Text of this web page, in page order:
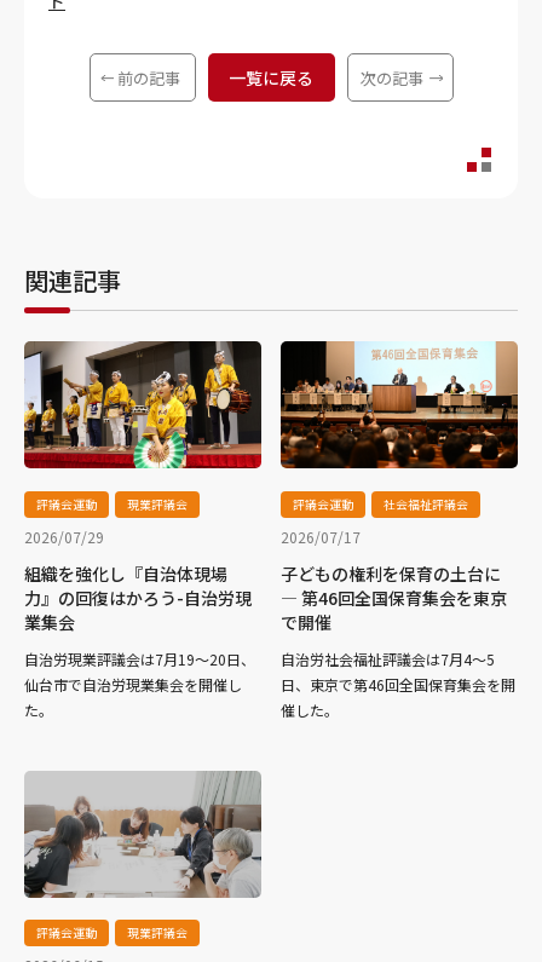
前の記事 一覧に戻る 次の記事
関連記事
評議会運動 現業評議会
2026/07/29
組織を強化し『自治体現場
力』の回復はかろう-自治労現
業集会
自治労現業評議会は7月19～20日、
仙台市で自治労現業集会を開催し
た。
評議会運動 社会福祉評議会
2026/07/17
子どもの権利を保育の土台に
― 第46回全国保育集会を東京
で開催
自治労社会福祉評議会は7月4～5
日、東京で第46回全国保育集会を開
催した。
評議会運動 現業評議会